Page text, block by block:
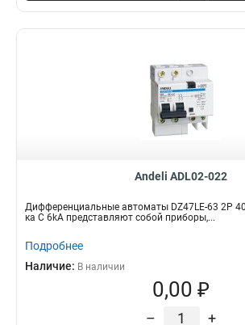
Andeli ADL02-022
Дифференциальные автоматы DZ47LE-63 2P
ка С 6kA представляют собой приборы,...
Подробнее
Наличие: В наличии
0,00 ₽
– +